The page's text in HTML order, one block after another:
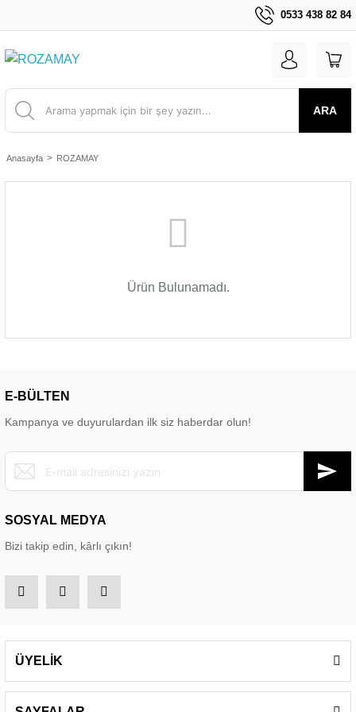
0533 438 82 84
ARA
Anasayfa ROZAMAY
Ürün Bulunamadı.
E-BÜLTEN
Kampanya ve duyurulardan ilk siz haberdar olun!
SOSYAL MEDYA
Bizi takip edin, kârlı çıkın!
ÜYELİK